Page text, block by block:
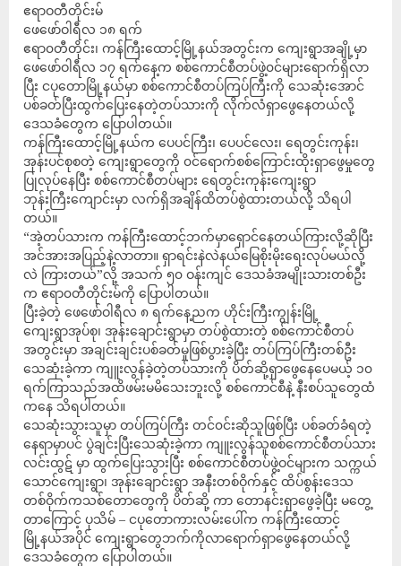
ဧရာဝတီတိုင်းမ်
ဖေဖော်ဝါရီလ ၁၈ ရက်
ဧရာ၀တီတိုင်း၊ ကန်ကြီးထောင့်မြို့နယ်အတွင်းက ကျေးရွာအချို့မှာ
ဖေဖော်ဝါရီလ ၁၇ ရက်နေ့က စစ်ကောင်စီတပ်ဖွဲ့၀င်များရောက်ရှိလာ
ပြီး ငပုတောမြို့နယ်မှာ စစ်ကောင်စီတပ်ကြပ်ကြီးကို သေဆုံးအောင်
ပစ်ခတ်ပြီးထွက်ပြေးနေတဲ့တပ်သားကို လိုက်လံရှာဖွေနေတယ်လို့
ဒေသခံတွေက ပြောပါတယ်။
ကန်ကြီးထောင့်မြို့နယ်က ပေပင်ကြီး၊ ပေပင်လေး၊ ရေတွင်းကုန်း၊
အုန်းပင်စုစတဲ့ ကျေးရွာတွေကို ၀င်ရောက်စစ်ကြောင်းထိုးရှာဖွေမှုတွေ
ပြုလုပ်နေပြီး စစ်ကောင်စီတပ်များ ရေတွင်းကုန်းကျေးရွာ
ဘုန်းကြီးကျောင်းမှာ လက်ရှိအချိန်ထိတပ်စွဲထားတယ်လို့ သိရပါ
တယ်။
“အဲ့တပ်သားက ကန်ကြီးထောင့်ဘက်မှာရှောင်နေတယ်ကြားလို့ဆိုပြီး
အင်အားအပြည့်နဲ့လာတာ။ ရှာရင်းနဲလဲနယ်မြေစိုးမိုးရေးလုပ်မယ်လို့
လဲ ကြားတယ်”လို့ အသက် ၅၀ ဝန်းကျင် ဒေသခံအမျိုးသားတစ်ဦး
က ဧရာ၀တီတိုင်းမ်ကို ပြောပါတယ်။
ပြီးခဲ့တဲ့ ဖေဖော်ဝါရီလ ၈ ရက်နေ့ညက ဟိုင်းကြီးကျွန်းမြို့
ကျေးရွာအုပ်စု၊ အုန်းချောင်းရွာမှာ တပ်စွဲထားတဲ့ စစ်ကောင်စီတပ်
အတွင်းမှာ အချင်းချင်းပစ်ခတ်မှုဖြစ်ပွားခဲ့ပြီး တပ်ကြပ်ကြီးတစ်ဦး
သေဆုံးခဲ့ကာ ကျူးလွန်ခဲ့တဲ့တပ်သားကို ပိတ်ဆို့ရှာဖွေနေပေမယ့် ၁၀
ရက်ကြာသည်အထိဖမ်းမမိသေးဘူးလို့ စစ်ကောင်စီနဲ့ နီးစပ်သူတွေထံ
ကနေ သိရပါတယ်။
သေဆုံးသွားသူမှာ တပ်ကြပ်ကြီး တင်၀င်းဆိုသူဖြစ်ပြီး ပစ်ခတ်ခံရတဲ့
နေရာမှာပင် ပွဲချင်းပြီးသေဆုံးခဲ့ကာ ကျူးလွန်သူစစ်ကောင်စီတပ်သား
လင်းထွဋ် မှာ ထွက်ပြေးသွားပြီး စစ်ကောင်စီတပ်ဖွဲ့ဝင်များက သက္ကယ်
သောင်ကျေးရွာ၊ အုန်းချောင်းရွာ အနီးတစ်ဝိုက်နှင့် ထိပ်စွန်းဒေသ
တစ်ဝိုက်ကသစ်တောတွေကို ပိတ်ဆို့ ကာ တောနင်းရှာဖွေခဲ့ပြီး မတွေ့
တာကြောင့် ပုသိမ် – ငပုတောကားလမ်းပေါ်က ကန်ကြီးထောင့်
မြို့နယ်အပိုင် ကျေးရွာတွေဘက်ကိုလာရောက်ရှာဖွေနေတယ်လို့
ဒေသခံတွေက ပြောပါတယ်။